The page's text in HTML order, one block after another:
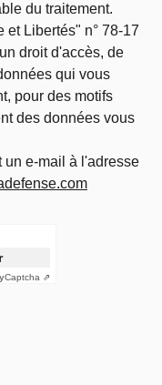
du traitement.
et Libertés" n° 78-17
droit d'accès, de
qui vous
pour des motifs
des données vous
un e-mail à l'adresse
Captcha ⇗